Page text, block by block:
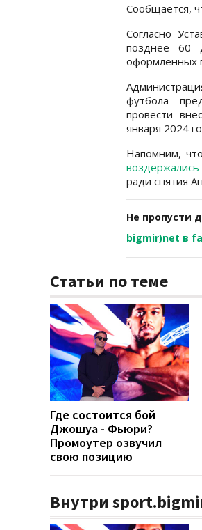
Сообщается,
Согласно
позднее 60
оформленных
футбола
провести
января 2024
Напомним,
воздержались
ради снятия
Не пропусти
bigmir)net в
Статьи по теме
Где состоится бой
Джошуа - Фьюри?
Промоутер озвучил
свою позицию
Внутри